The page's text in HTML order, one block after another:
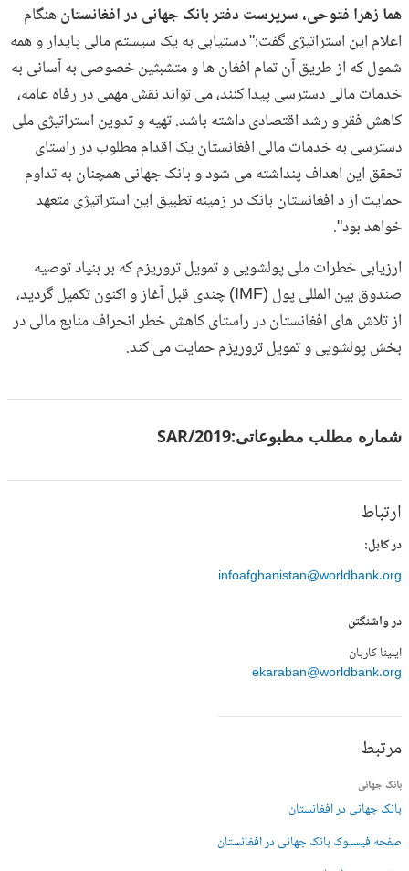
هما زهرا فتوحی، سرپرست دفتر بانک جهانی در افغانستانهنگام
اعلام این استراتیژی گفت:" دستیابی به یک سیستم مالی پایدار و همه
شمول که از طریق آن تمام افغان ها و متشبثین خصوصی به آسانی به
خدمات مالی دسترسی پیدا کنند، می تواند نقش مهمی در رفاه عامه،
کاهش فقر و رشد اقتصادی داشته باشد. تهیه و تدوین استراتیژی ملی
دسترسی به خدمات مالی افغانستان یک اقدام مطلوب در راستای
تحقق این اهداف پنداشته می شود و بانک جهانی همچنان به تداوم
حمایت از د افغانستان بانک در زمینه تطبیق این استراتیژی متعهد
خواهد بود".
ارزیابی خطرات ملی پولشویی و تمویل تروریزم که بر بنیاد توصیه
صندوق بین المللی پول (IMF) چندی قبل آغاز و اکنون تکمیل گردید،
از تلاش های افغانستان در راستای کاهش خطر انحراف منابع مالی در
بخش پولشویی و تمویل تروریزم حمایت می کند.
شماره مطلب مطبوعاتی:SAR/2019
ارتباط
در کابل:
infoafghanistan@worldbank.org
در واشنگتن
ایلینا کاربان
ekaraban@worldbank.org
مرتبط
بانک جهانی
بانک جهانی در افغانستان
صفحه فیسبوک بانک جهانی در افغانستان